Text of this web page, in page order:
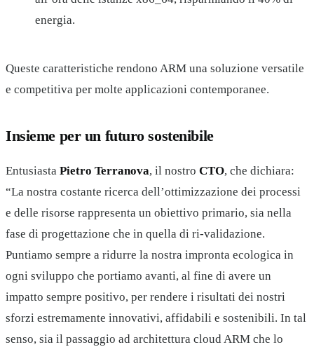
energia.
Queste caratteristiche rendono ARM una soluzione versatile
e competitiva per molte applicazioni contemporanee.
Insieme per un futuro sostenibile
Entusiasta Pietro Terranova, il nostro CTO, che dichiara:
“La nostra costante ricerca dell’ottimizzazione dei processi
e delle risorse rappresenta un obiettivo primario, sia nella
fase di progettazione che in quella di ri-validazione.
Puntiamo sempre a ridurre la nostra impronta ecologica in
ogni sviluppo che portiamo avanti, al fine di avere un
impatto sempre positivo, per rendere i risultati dei nostri
sforzi estremamente innovativi, affidabili e sostenibili. In tal
senso, sia il passaggio ad architettura cloud ARM che lo